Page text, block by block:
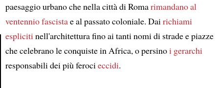
Article
paesaggio urbano che nella città di Romarimandano al
ventennio fascistae al passato coloniale. Dairichiami
esplicitinell'architettura fino ai tanti nomi di strade e piazze
che celebrano le conquiste in Africa, o persinoi gerarchi
responsabili dei più ferocieccidi.